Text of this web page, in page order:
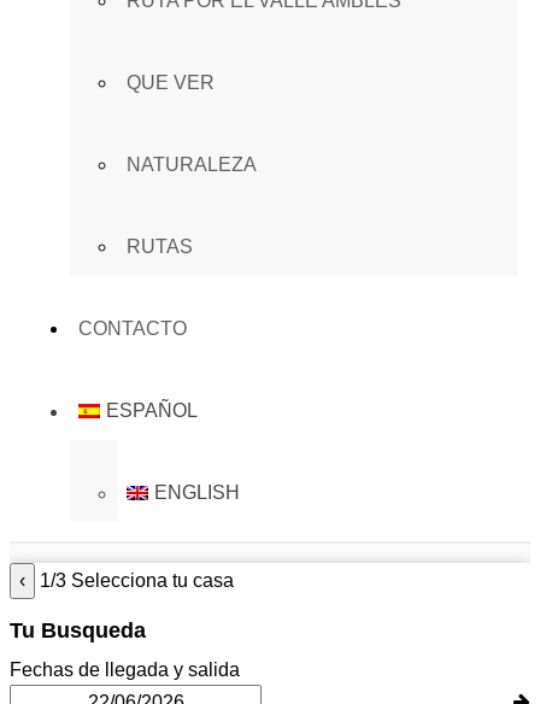
QUE VER
NATURALEZA
RUTAS
CONTACTO
ESPAÑOL
ENGLISH
‹ 1/3 Selecciona tu casa
Tu Busqueda
Fechas de llegada y salida